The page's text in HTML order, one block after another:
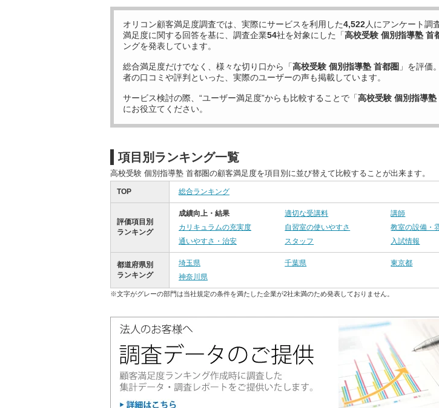
オリコン顧客満足度調査では、実際にサービスを利用した4,522人にアンケート調
満足度に関する回答を基に、調査企業54社を対象にした「高校受験 個別指導塾 首
ングを発表しています。
総合満足度だけでなく、様々な切り口から「高校受験 個別指導塾 首都圏 」を評価
者の口コミや評判といった、実際のユーザーの声も掲載しています。
サービス検討の際、“ユーザー満足度”からも比較することで「高校受験 個別指導塾
にお役立てください。
項目別ランキング一覧
高校受験 個別指導塾 首都圏の顧客満足度を項目別に並び替えて比較することが出来ます。
TOP 総合ランキング
評価項目別
ランキング
成績向上・結果 適切な受講料
講師
カリキュラムの充実度
自習室の使いやすさ
教室の設備・
通いやすさ・治安
スタッフ 入試情報
都道府県別
ランキング
埼玉県 千葉県
東京都
神奈川県
※文字がグレーの部門は当社規定の条件を満たした企業が2社未満のため発表しておりません。